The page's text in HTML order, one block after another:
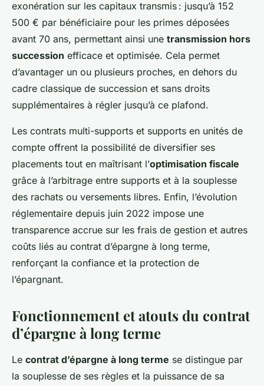
exonération sur les capitaux transmis : jusqu’à 152
500 € par bénéficiaire pour les primes déposées
avant 70 ans, permettant ainsi une transmission hors
succession efficace et optimisée. Cela permet
d’avantager un ou plusieurs proches, en dehors du
cadre classique de succession et sans droits
supplémentaires à régler jusqu’à ce plafond.
Les contrats multi-supports et supports en unités de
compte offrent la possibilité de diversifier ses
placements tout en maîtrisant l’optimisation fiscale
grâce à l’arbitrage entre supports et à la souplesse
des rachats ou versements libres. Enfin, l’évolution
réglementaire depuis juin 2022 impose une
transparence accrue sur les frais de gestion et autres
coûts liés au contrat d’épargne à long terme,
renforçant la confiance et la protection de
l’épargnant.
Fonctionnement et atouts du contrat
d’épargne à long terme
Le contrat d’épargne à long terme se distingue par
la souplesse de ses règles et la puissance de sa